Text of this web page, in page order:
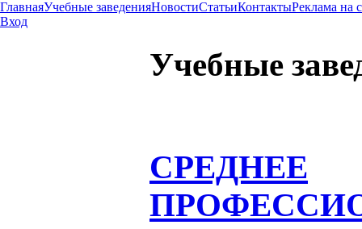
ГлавнаяУчебные заведенияНовостиСтатьиКонтактыРеклама на
Вход
Учебные
СРЕДНЕЕ